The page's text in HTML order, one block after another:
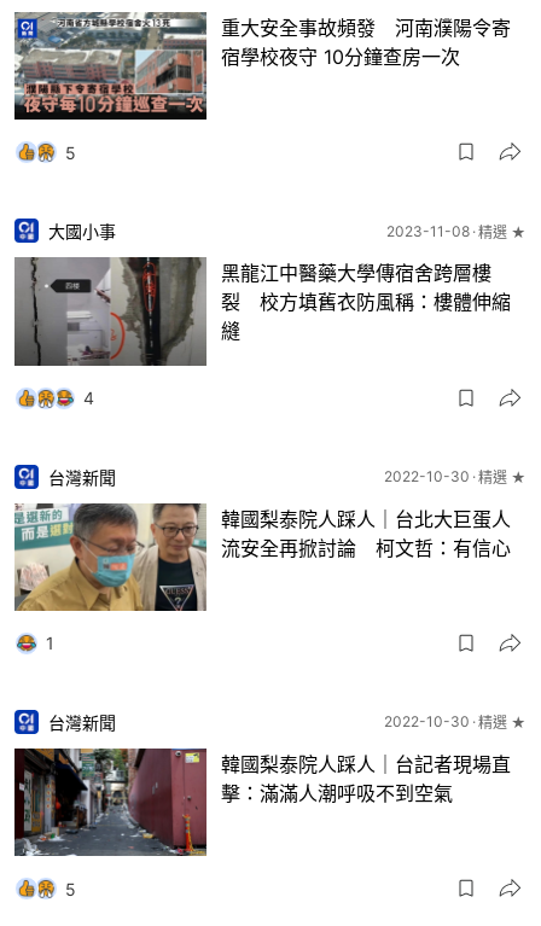
重大安全事故頻發 河南濮陽令寄
宿學校夜守 10分鐘查房一次
5
大國小事 2023-11-08 精選 ★
黑龍江中醫藥大學傳宿舍跨層樓
裂 校方填舊衣防風稱：樓體伸縮
縫
4
台灣新聞 2022-10-30 精選 ★
韓國梨泰院人踩人｜台北大巨蛋人
流安全再掀討論 柯文哲：有信心
1
台灣新聞 2022-10-30 精選 ★
韓國梨泰院人踩人｜台記者現場直
擊：滿滿人潮呼吸不到空氣
5